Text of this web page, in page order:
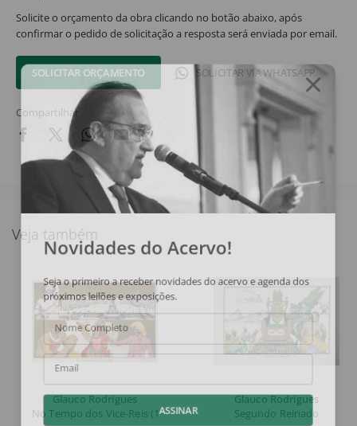
Solicite o orçamento da obra clicando no botão abaixo, após
confirmar o pedido de solicitação a resposta será enviada por email.
SOLICITAR ORÇAMENTO SOLICITAR VIA WHATSAPP
Compartilhar
Veja também
Glauco Rodrigues
No Tempo dos Vice-Reis (1763 - 1808)
Glauco Rodrigues
Segundo Reinado
Novidades do Acervo!
Seja o primeiro a receber novidades do acervo e agenda dos
próximos leilões e exposições.
Nome Completo
Email
ASSINAR